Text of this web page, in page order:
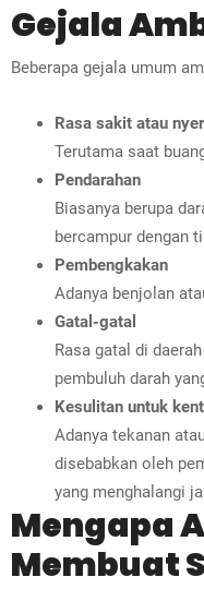
Gejala
Beberapa gejala umum
Rasa sakit atau
Terutama saat
Pendarahan
Biasanya berupa
bercampur dengan
Pembengkakan
Adanya benjolan
Gatal-gatal
Rasa gatal di
pembuluh darah
Kesulitan untuk
Adanya tekanan
disebabkan oleh
yang menghalangi
Mengapa
Membuat